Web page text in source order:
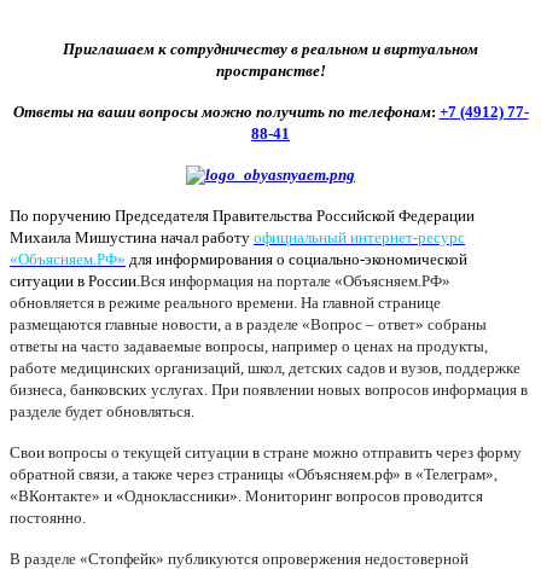
Приглашаем к сотрудничеству в реальном и виртуальном
пространстве!
Ответы на ваши вопросы можно получить по телефонам: +7 (4912) 77-
88-41
По поручению Председателя Правительства Российской Федерации
Михаила Мишустина начал работу официальный интернет-ресурс
«Объясняем.РФ» для информирования о социально-экономической
ситуации в России. Вся информация на портале «Объясняем.РФ»
обновляется в режиме реального времени. На главной странице
размещаются главные новости, а в разделе «Вопрос – ответ» собраны
ответы на часто задаваемые вопросы, например о ценах на продукты,
работе медицинских организаций, школ, детских садов и вузов, поддержке
бизнеса, банковских услугах. При появлении новых вопросов информация в
разделе будет обновляться.
Свои вопросы о текущей ситуации в стране можно отправить через форму
обратной связи, а также через страницы «Объясняем.рф» в «Телеграм»,
«ВКонтакте» и «Одноклассники». Мониторинг вопросов проводится
постоянно.
В разделе «Стопфейк» публикуются опровержения недостоверной